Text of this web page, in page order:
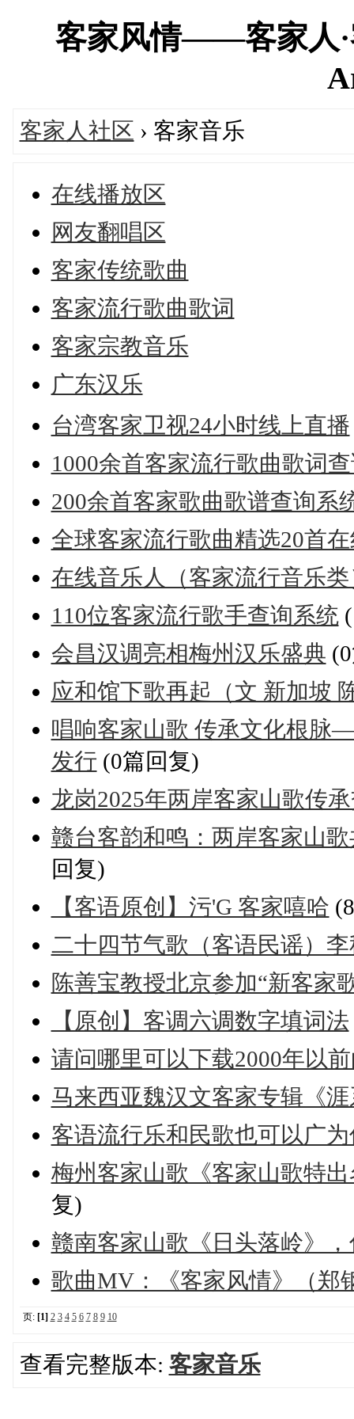
客家风情——客家人·
客家人社区 › 客家音乐
在线播放区
网友翻唱区
客家传统歌曲
客家流行歌曲歌词
客家宗教音乐
广东汉乐
台湾客家卫视24小时线上直播
1000余首客家流行歌曲歌词
200余首客家歌曲歌谱查询系
全球客家流行歌曲精选20首
在线音乐人（客家流行音乐类
110位客家流行歌手查询系统
会昌汉调亮相梅州汉乐盛典
应和馆下歌再起（文 新加坡
唱响客家山歌 传承文化根脉
发行 (0篇回复)
龙岗2025年两岸客家山歌传
赣台客韵和鸣：两岸客家山
回复)
【客语原创】污'G 客家嘻哈
二十四节气歌（客语民谣）
陈善宝教授北京参加“新客家
【原创】客调六调数字填词法
请问哪里可以下载2000年以
马来西亚魏汉文客家专辑《
客语流行乐和民歌也可以广
梅州客家山歌《客家山歌特
复)
赣南客家山歌《日头落岭》
歌曲MV：《客家风情》（郑
页: [1] 2 3 4 5 6 7 8 9 10
查看完整版本: 客家音乐